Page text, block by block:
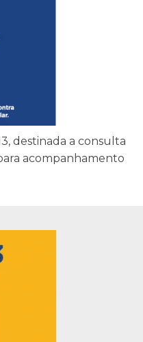
destinada a consulta
acompanhamento